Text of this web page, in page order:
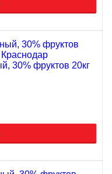
30% фруктов 20кг